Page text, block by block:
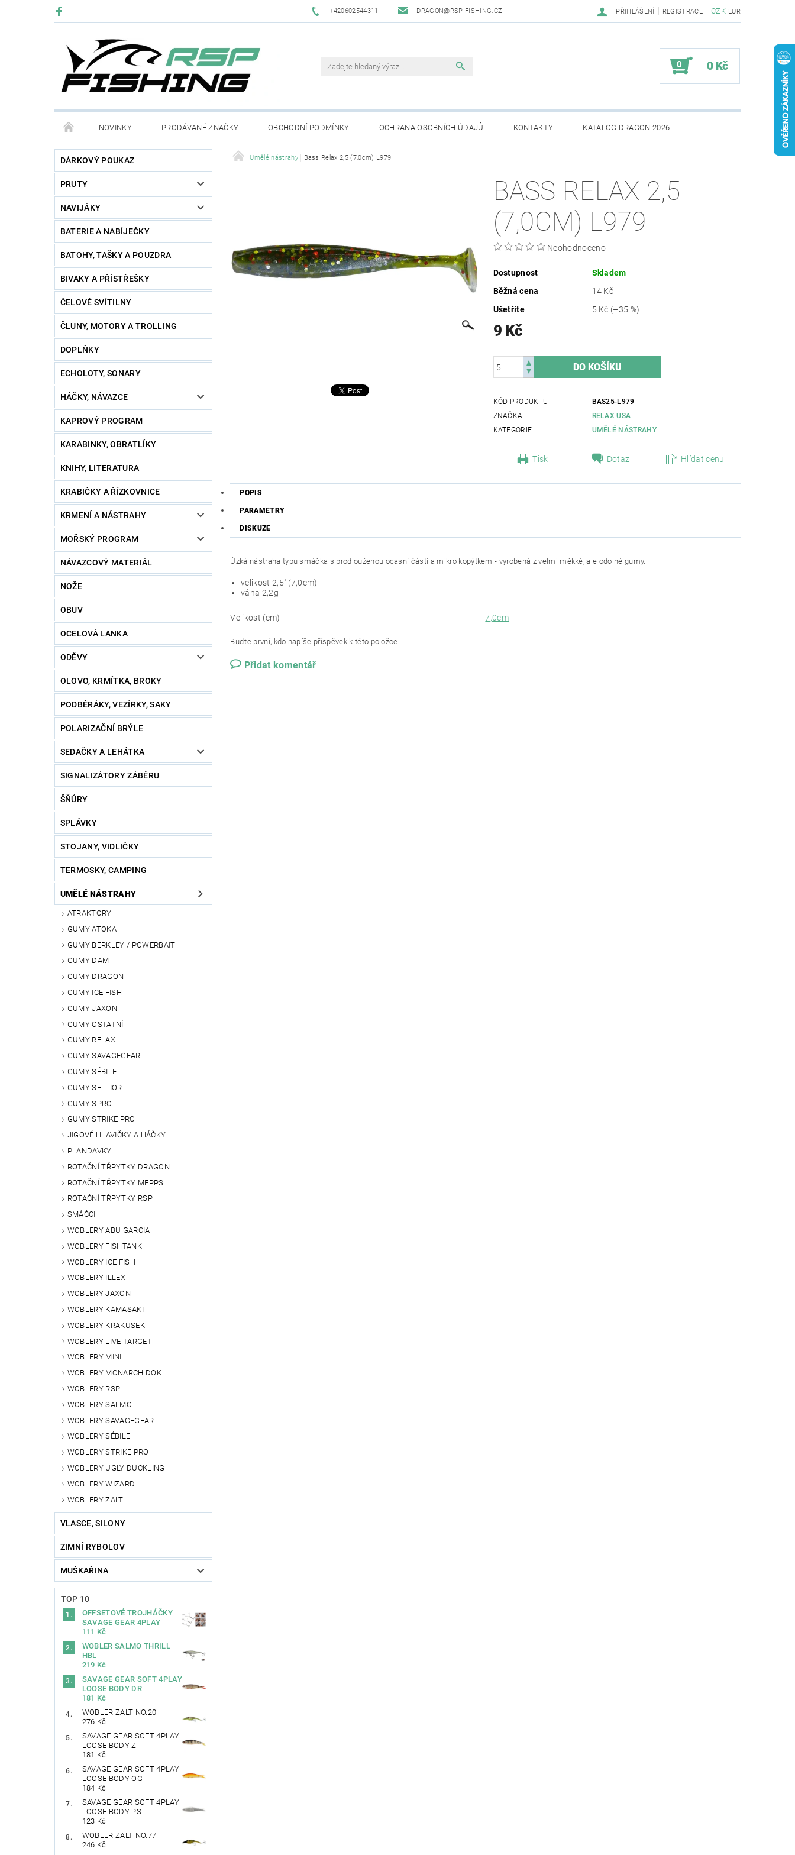
+420602544311 DRAGON@RSP-FISHING.CZ CZK EUR
PŘIHLÁŠENÍ | REGISTRACE
0 0 Kč
NOVINKY PRODÁVANÉ ZNAČKY OBCHODNÍ PODMÍNKY OCHRANA OSOBNÍCH ÚDAJŮ KONTAKTY KATALOG DRAGON 2026
DÁRKOVÝ POUKAZ
PRUTY
NAVIJÁKY
BATERIE A NABÍJEČKY
BATOHY, TAŠKY A POUZDRA
BIVAKY A PŘÍSTŘEŠKY
ČELOVÉ SVÍTILNY
ČLUNY, MOTORY A TROLLING
DOPLŇKY
ECHOLOTY, SONARY
HÁČKY, NÁVAZCE
KAPROVÝ PROGRAM
KARABINKY, OBRATLÍKY
KNIHY, LITERATURA
KRABIČKY A ŘÍZKOVNICE
KRMENÍ A NÁSTRAHY
MOŘSKÝ PROGRAM
NÁVAZCOVÝ MATERIÁL
NOŽE
OBUV
OCELOVÁ LANKA
ODĚVY
OLOVO, KRMÍTKA, BROKY
PODBĚRÁKY, VEZÍRKY, SAKY
POLARIZAČNÍ BRÝLE
SEDAČKY A LEHÁTKA
SIGNALIZÁTORY ZÁBĚRU
ŠŇŮRY
SPLÁVKY
STOJANY, VIDLIČKY
TERMOSKY, CAMPING
UMĚLÉ NÁSTRAHY
ATRAKTORY
GUMY ATOKA
GUMY BERKLEY / POWERBAIT
GUMY DAM
GUMY DRAGON
GUMY ICE FISH
GUMY JAXON
GUMY OSTATNÍ
GUMY RELAX
GUMY SAVAGEGEAR
GUMY SÉBILE
GUMY SELLIOR
GUMY SPRO
GUMY STRIKE PRO
JIGOVÉ HLAVIČKY A HÁČKY
PLANDAVKY
ROTAČNÍ TŘPYTKY DRAGON
ROTAČNÍ TŘPYTKY MEPPS
ROTAČNÍ TŘPYTKY RSP
SMÁČCI
WOBLERY ABU GARCIA
WOBLERY FISHTANK
WOBLERY ICE FISH
WOBLERY ILLEX
WOBLERY JAXON
WOBLERY KAMASAKI
WOBLERY KRAKUSEK
WOBLERY LIVE TARGET
WOBLERY MINI
WOBLERY MONARCH DOK
WOBLERY RSP
WOBLERY SALMO
WOBLERY SAVAGEGEAR
WOBLERY SÉBILE
WOBLERY STRIKE PRO
WOBLERY UGLY DUCKLING
WOBLERY WIZARD
WOBLERY ZALT
VLASCE, SILONY
ZIMNÍ RYBOLOV
MUŠKAŘINA
TOP 10
OFFSETOVÉ TROJHÁČKY
SAVAGE GEAR 4PLAY
111 Kč
WOBLER SALMO THRILL
HBL
219 Kč
SAVAGE GEAR SOFT 4PLAY
LOOSE BODY DR
181 Kč
WOBLER ZALT NO.20
276 Kč
SAVAGE GEAR SOFT 4PLAY
LOOSE BODY Z
181 Kč
SAVAGE GEAR SOFT 4PLAY
LOOSE BODY OG
184 Kč
SAVAGE GEAR SOFT 4PLAY
LOOSE BODY PS
123 Kč
WOBLER ZALT NO.77
246 Kč
Umělé nástrahy Bass Relax 2,5 (7,0cm) L979
BASS RELAX 2,5
(7,0CM) L979
Neohodnoceno
Dostupnost
Skladem
Běžná cena
14 Kč
Ušetříte
5 Kč (–35 %)
9 Kč
KÓD PRODUKTU
BAS25-L979
ZNAČKA
RELAX USA
KATEGORIE
UMĚLÉ NÁSTRAHY
Tisk Dotaz Hlídat cenu
POPIS
PARAMETRY
DISKUZE
Úzká nástraha typu smáčka s prodlouženou ocasní částí a mikro kopýtkem - vyrobená z velmi měkké, ale odolné gumy.
velikost 2,5" (7,0cm)
váha 2,2g
Velikost (cm) 7,0cm
Buďte první, kdo napíše příspěvek k této položce.
Přidat komentář